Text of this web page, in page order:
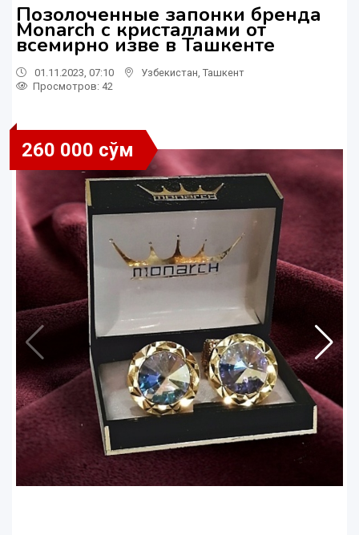
Позолоченные запонки бренда
Monarch с кристаллами от
всемирно изве в Ташкенте
01.11.2023, 07:10 Узбекистан Ташкент
Просмотров: 42
260 000 сўм